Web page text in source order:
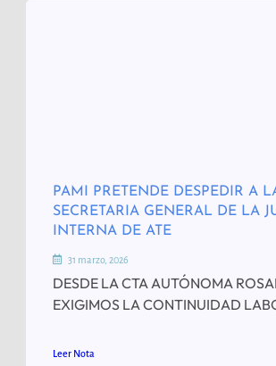
PAMI PRETENDE DESPEDIR A
SECRETARIA GENERAL DE LA
INTERNA DE ATE
31 marzo, 2026
DESDE LA CTA AUTÓNOMA
EXIGIMOS LA CONTINUIDAD
Leer Nota